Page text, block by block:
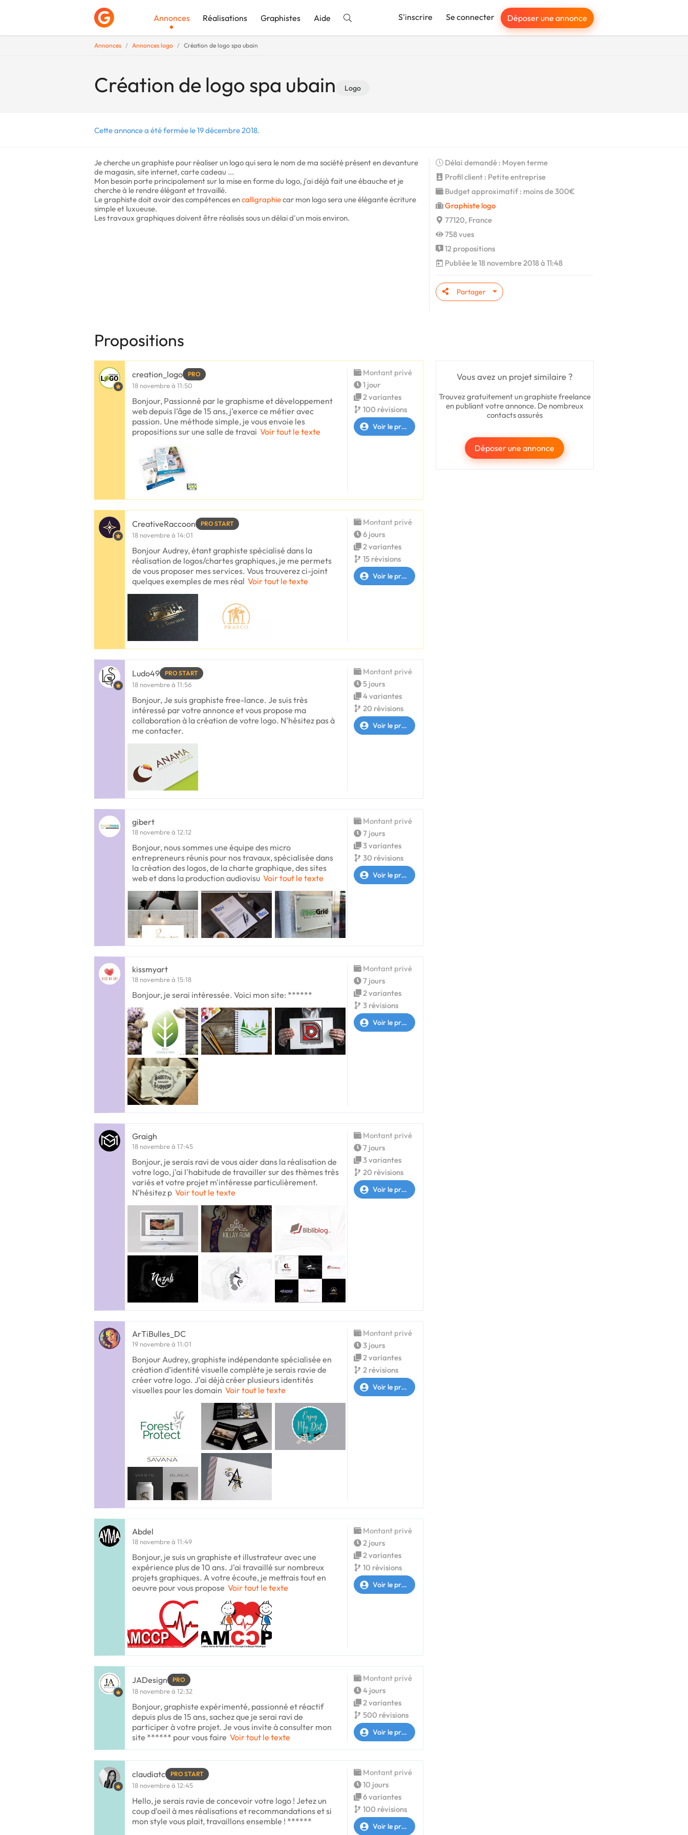
Annonces Réalisations Graphistes Aide S'inscrire Se connecter Déposer une annonce
Annonces Annonces logo Création de logo spa ubain
Création de logo spa ubain Logo
Cette annonce a été fermée le 19 décembre 2018.
Je cherche un graphiste pour réaliser un logo qui sera le nom de ma société présent en devanture
de magasin, site internet, carte cadeau ...
Mon besoin porte principalement sur la mise en forme du logo, j'ai déjà fait une ébauche et je
cherche à le rendre élégant et travaillé.
Le graphiste doit avoir des compétences encalligraphiecar mon logo sera une élégante écriture
simple et luxueuse.
Les travaux graphiques doivent être réalisés sous un délai d'un mois environ.
Délai demandé : Moyen terme
Profil client : Petite entreprise
Budget approximatif : moins de 300€
Graphiste logo
77120, France
758 vues
12 propositions
Publiée le 18 novembre 2018 à 11:48
Partager
Propositions
Vous avez un projet similaire ?
Trouvez gratuitement un graphiste freelance
en publiant votre annonce. De nombreux
contacts assurés
Déposer une annonce
creation_logo PRO
18 novembre à 11:50
Bonjour, Passionné par le graphisme et développement
web depuis l’âge de 15 ans, j’exerce ce métier avec
passion. Une méthode simple, je vous envoie les
propositions sur une salle de travai Voir tout le texte
Montant privé
1 jour
2 variantes
100 révisions
Voir le profil
CreativeRaccoon PRO START
18 novembre à 14:01
Bonjour Audrey, étant graphiste spécialisé dans la
réalisation de logos/chartes graphiques, je me permets
de vous proposer mes services. Vous trouverez ci-joint
quelques exemples de mes réal Voir tout le texte
Montant privé
6 jours
2 variantes
15 révisions
Voir le profil
Ludo49 PRO START
18 novembre à 11:56
Bonjour, Je suis graphiste free-lance. Je suis très
intéressé par votre annonce et vous propose ma
collaboration à la création de votre logo. N'hésitez pas à
me contacter.
Montant privé
5 jours
4 variantes
20 révisions
Voir le profil
gibert
18 novembre à 12:12
Bonjour, nous sommes une équipe des micro
entrepreneurs réunis pour nos travaux, spécialisée dans
la création des logos, de la charte graphique, des sites
web et dans la production audiovisu Voir tout le texte
Montant privé
7 jours
3 variantes
30 révisions
Voir le profil
kissmyart
18 novembre à 15:18
Bonjour, je serai intéressée. Voici mon site: ******
Montant privé
7 jours
2 variantes
3 révisions
Voir le profil
Graigh
18 novembre à 17:45
Bonjour, je serais ravi de vous aider dans la réalisation de
votre logo, j'ai l'habitude de travailler sur des thèmes très
variés et votre projet m'intéresse particulièrement.
N’hésitez p Voir tout le texte
Montant privé
7 jours
3 variantes
20 révisions
Voir le profil
ArTiBulles_DC
19 novembre à 11:01
Bonjour Audrey, graphiste indépendante spécialisée en
création d’identité visuelle complète je serais ravie de
créer votre logo. J'ai déjà créer plusieurs identités
visuelles pour les domain Voir tout le texte
Montant privé
3 jours
2 variantes
2 révisions
Voir le profil
Abdel
18 novembre à 11:49
Bonjour, je suis un graphiste et illustrateur avec une
expérience plus de 10 ans. J'ai travaillé sur nombreux
projets graphiques. A votre écoute, je mettrais tout en
oeuvre pour vous propose Voir tout le texte
Montant privé
2 jours
2 variantes
10 révisions
Voir le profil
JADesign PRO
18 novembre à 12:32
Bonjour, graphiste expérimenté, passionné et réactif
depuis plus de 15 ans, sachez que je serai ravi de
participer à votre projet. Je vous invite à consulter mon
site ****** pour vous faire Voir tout le texte
Montant privé
4 jours
2 variantes
500 révisions
Voir le profil
claudiatc PRO START
18 novembre à 12:45
Hello, je serais ravie de concevoir votre logo ! Jetez un
coup d'oeil à mes réalisations et recommandations et si
mon style vous plait, travaillons ensemble ! ******
Montant privé
10 jours
6 variantes
100 révisions
Voir le profil